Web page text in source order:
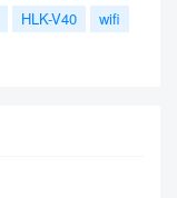
HLK-V40
wifi